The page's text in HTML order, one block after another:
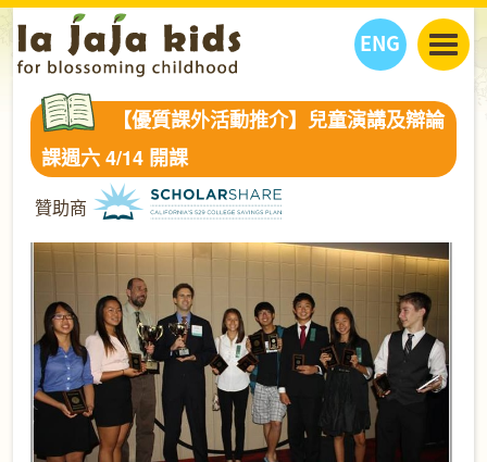
ENG
丫丫看天下
教學活動
丫丫活動
丫丫之選
健康生活館
關於我們
我們的故事
聯絡
丫丫夥伴 + 友情連接
購物
【優質課外活動推介】兒童演講及辯論
課週六 4/14 開課
贊助商